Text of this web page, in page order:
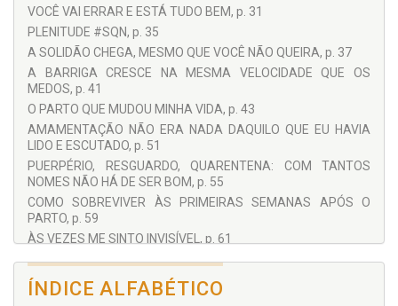
VOCÊ VAI ERRAR E ESTÁ TUDO BEM, p. 31
PLENITUDE #SQN, p. 35
A SOLIDÃO CHEGA, MESMO QUE VOCÊ NÃO QUEIRA, p. 37
A BARRIGA CRESCE NA MESMA VELOCIDADE QUE OS
MEDOS, p. 41
O PARTO QUE MUDOU MINHA VIDA, p. 43
AMAMENTAÇÃO NÃO ERA NADA DAQUILO QUE EU HAVIA
LIDO E ESCUTADO, p. 51
PUERPÉRIO, RESGUARDO, QUARENTENA: COM TANTOS
NOMES NÃO HÁ DE SER BOM, p. 55
COMO SOBREVIVER ÀS PRIMEIRAS SEMANAS APÓS O
PARTO, p. 59
ÀS VEZES ME SINTO INVISÍVEL, p. 61
FIM DE LICENÇA MATERNIDADE, HORA DE BUSCAR UM
EMPREGO (QUE NÃO EXIJA HORA EXTRA), p. 65
MÃE, SUA LOUCA (MAIS UMA GRAVIDEZ, JÁ?), p. 69
ÍNDICE ALFABÉTICO